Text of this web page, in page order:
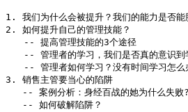
1. 我们为什么会被提升？我们的能力是否能
2. 如何提升自己的管理技能？
-- 提高管理技能的3个途径
-- 管理者的学习，我们是否真的意识到
-- 管理者如何学习？没有时间学习怎么
3. 销售主管要当心的陷阱
   -- 案例分析：身经百战的她为什么失败?
   -- 如何破解陷阱？